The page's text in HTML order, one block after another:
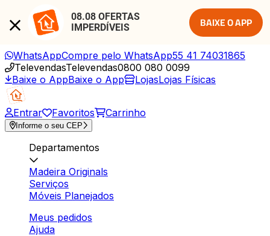
08.08 OFERTAS
IMPERDÍVEIS
BAIXE O APP
WhatsAppCompre pelo WhatsApp55 41 74031865
TelevendasTelevendas0800 080 0099
Baixe o AppBaixe o App LojasLojas Físicas
Entrar Favoritos Carrinho
Informe o seu CEP
Departamentos
Madeira Originals
Serviços
Móveis Planejados
Meus pedidos
Ajuda